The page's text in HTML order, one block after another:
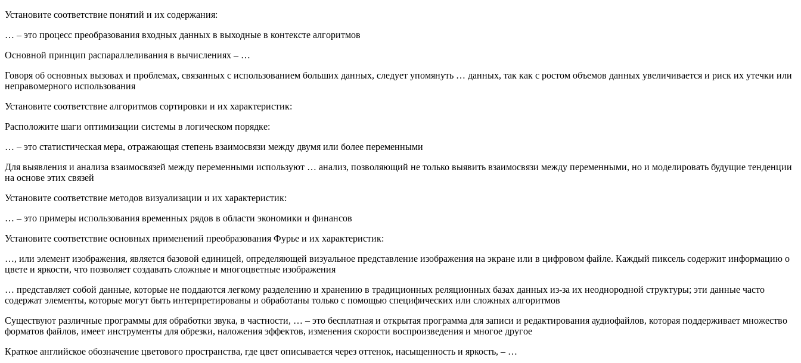
Установите соответствие понятий и их содержания:
… – это процесс преобразования входных данных в выходные в контексте алгоритмов
Основной принцип распараллеливания в вычислениях – …
Говоря об основных вызовах и проблемах, связанных с использованием больших данных, следует упомянуть … данных, так как с ростом объемов данных увеличивается и риск их утечки или
неправомерного использования
Установите соответствие алгоритмов сортировки и их характеристик:
Расположите шаги оптимизации системы в логическом порядке:
… – это статистическая мера, отражающая степень взаимосвязи между двумя или более переменными
Для выявления и анализа взаимосвязей между переменными используют … анализ, позволяющий не только выявить взаимосвязи между переменными, но и моделировать будущие тенденции
на основе этих связей
Установите соответствие методов визуализации и их характеристик:
… – это примеры использования временных рядов в области экономики и финансов
Установите соответствие основных применений преобразования Фурье и их характеристик:
…, или элемент изображения, является базовой единицей, определяющей визуальное представление изображения на экране или в цифровом файле. Каждый пиксель содержит информацию о
цвете и яркости, что позволяет создавать сложные и многоцветные изображения
… представляет собой данные, которые не поддаются легкому разделению и хранению в традиционных реляционных базах данных из-за их неоднородной структуры; эти данные часто
содержат элементы, которые могут быть интерпретированы и обработаны только с помощью специфических или сложных алгоритмов
Существуют различные программы для обработки звука, в частности, … – это бесплатная и открытая программа для записи и редактирования аудиофайлов, которая поддерживает множество
форматов файлов, имеет инструменты для обрезки, наложения эффектов, изменения скорости воспроизведения и многое другое
Краткое английское обозначение цветового пространства, где цвет описывается через оттенок, насыщенность и яркость, – …